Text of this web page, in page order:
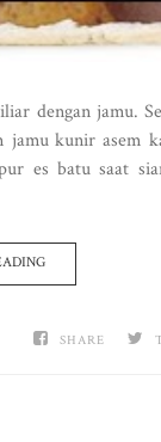
dengan jamu.
kunir asem
es batu saat
SHARE